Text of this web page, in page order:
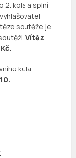
2. kola a splní
soutěže je
Vítěz
kola